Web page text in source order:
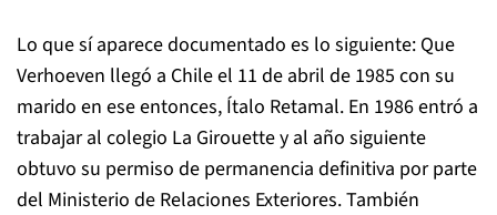
Lo que sí aparece documentado es lo siguiente: Que
Verhoeven llegó a Chile el 11 de abril de 1985 con su
marido en ese entonces, Ítalo Retamal. En 1986 entró a
trabajar al colegio La Girouette y al año siguiente
obtuvo su permiso de permanencia definitiva por parte
del Ministerio de Relaciones Exteriores. También